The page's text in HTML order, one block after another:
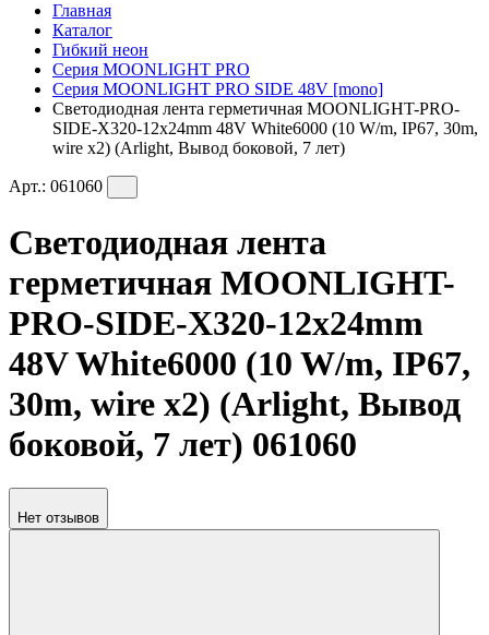
Главная
Каталог
Гибкий неон
Серия MOONLIGHT PRO
Серия MOONLIGHT PRO SIDE 48V [mono]
Светодиодная лента герметичная MOONLIGHT-PRO-
SIDE-X320-12x24mm 48V White6000 (10 W/m, IP67, 30m,
wire x2) (Arlight, Вывод боковой, 7 лет)
Арт.: 061060
Светодиодная лента
герметичная MOONLIGHT-
PRO-SIDE-X320-12x24mm
48V White6000 (10 W/m, IP67,
30m, wire x2) (Arlight, Вывод
боковой, 7 лет) 061060
Нет отзывов